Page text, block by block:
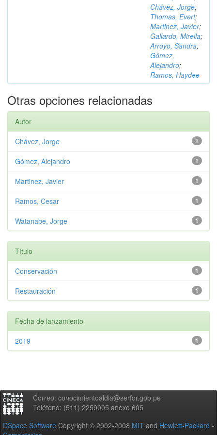
Chávez, Jorge;
Thomas, Evert;
Martinez, Javier;
Gallardo, Mirella;
Arroyo, Sandra;
Gómez,
Alejandro;
Ramos, Haydee
Otras opciones relacionadas
Autor
1
Chávez, Jorge
1
Gómez, Alejandro
1
Martinez, Javier
1
Ramos, Cesar
1
Watanabe, Jorge
Título
1
Conservación
1
Restauración
Fecha de lanzamiento
1
2019
Correo: conocimientoaldia@serfor.gob.pe
Teléfono: (511) 2259005 anexo 605
DSpace Software Copyright © 2002-2008 MIT and Hewlett-Packard -